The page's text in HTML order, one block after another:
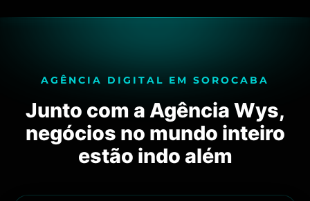
AGÊNCIA DIGITAL EM SOROCABA
Junto com a Agência Wys,
negócios no mundo inteiro
estão indo além